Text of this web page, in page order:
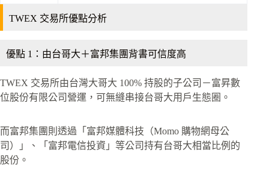
TWEX 交易所優點分析
優點 1：由台哥大＋富邦集團背書可信度高
TWEX 交易所由台灣大哥大 100% 持股的子公司－富昇數
位股份有限公司營運，可無縫串接台哥大用戶生態圈。
而富邦集團則透過「富邦媒體科技（Momo 購物網母公
司）」、「富邦電信投資」等公司持有台哥大相當比例的
股份。